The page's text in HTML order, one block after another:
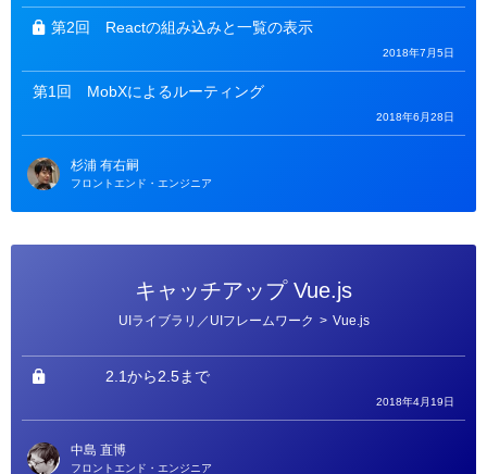
第2回 Reactの組み込みと一覧の表示
2018年7月5日
第1回 MobXによるルーティング
2018年6月28日
杉浦 有右嗣
フロントエンド・エンジニア
キャッチアップ Vue.js
リ
ー
UIライブラリ／UIフレームワーク > Vue.js
2.1から2.5まで
2018年4月19日
中島 直博
フロントエンド・エンジニア